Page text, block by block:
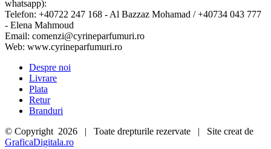
whatsapp):
Telefon: +40722 247 168 - Al Bazzaz Mohamad / +40734 043 777
- Elena Mahmoud
Email: comenzi@cyrineparfumuri.ro
Web: www.cyrineparfumuri.ro
Despre noi
Livrare
Plata
Retur
Branduri
© Copyright 2026 | Toate drepturile rezervate | Site creat de
GraficaDigitala.ro